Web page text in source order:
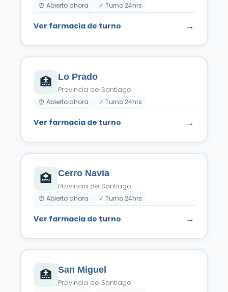
⏰ Abierto ahora ✓ Turno 24hrs
Ver farmacia de turno →
🏥 Lo Prado
Provincia de Santiago
⏰ Abierto ahora ✓ Turno 24hrs
Ver farmacia de turno →
🏥 Cerro Navia
Provincia de Santiago
⏰ Abierto ahora ✓ Turno 24hrs
Ver farmacia de turno →
🏥 San Miguel
Provincia de Santiago